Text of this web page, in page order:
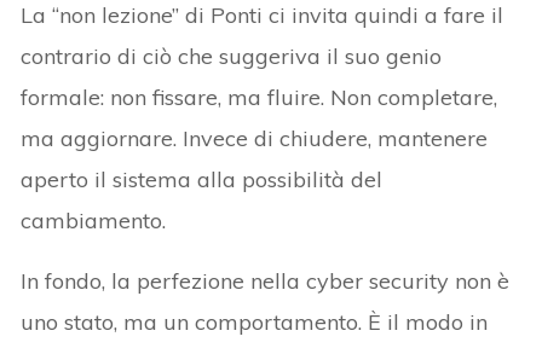
La “non lezione” di Ponti ci invita quindi a fare il
contrario di ciò che suggeriva il suo genio
formale: non fissare, ma fluire. Non completare,
ma aggiornare. Invece di chiudere, mantenere
aperto il sistema alla possibilità del
cambiamento.
In fondo, la perfezione nella cyber security non è
uno stato, ma un comportamento. È il modo in